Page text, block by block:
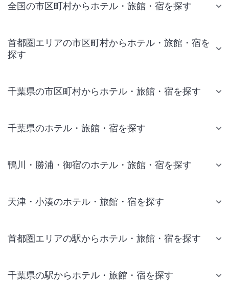
全国の市区町村からホテル・旅館・宿を探す
首都圏エリアの市区町村からホテル・旅館・宿を
探す
千葉県の市区町村からホテル・旅館・宿を探す
千葉県のホテル・旅館・宿を探す
鴨川・勝浦・御宿のホテル・旅館・宿を探す
天津・小湊のホテル・旅館・宿を探す
首都圏エリアの駅からホテル・旅館・宿を探す
千葉県の駅からホテル・旅館・宿を探す